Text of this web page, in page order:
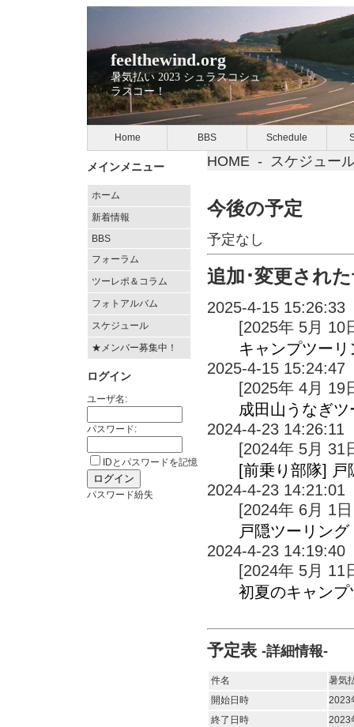
feelthewind.org
暑気払い 2023 シュラスコシュ
ラスコー！
Home BBS Schedule
メインメニュー
ホーム
新着情報
BBS
フォーラム
ツーレポ＆コラム
フォトアルバム
スケジュール
★メンバー募集中！
ログイン
ユーザ名:
パスワード:
IDとパスワードを記憶
パスワード紛失
HOME - スケジュー
今後の予定
予定なし
追加･変更され
2025-4-15 15:26:33
[2025年 5月 10
キャンプツーリ
2025-4-15 15:24:47
[2025年 4月 19
成田山うなぎ
2024-4-23 14:26:11
[2024年 5月 31
[前乗り部隊] 戸
2024-4-23 14:21:01
[2024年 6月 1
戸隠ツーリング
2024-4-23 14:19:40
[2024年 5月 11
初夏のキャンプ
予定表 -詳細情報-
件名
暑気
開始日時
2023
終了日時
2023